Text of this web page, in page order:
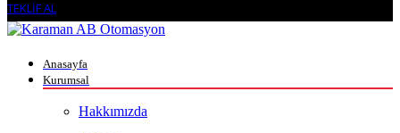
TEKLİF AL
Anasayfa
Kurumsal
Hakkımızda